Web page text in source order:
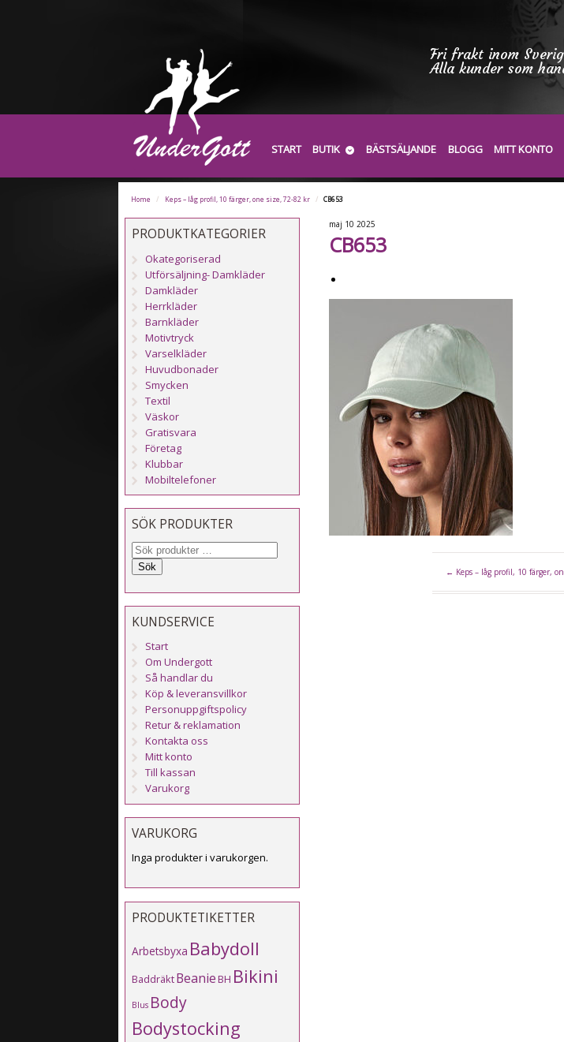
Fri frakt inom
Alla kunder som
START BUTIK BÄSTSÄLJANDE BLOGG MITT KONTO
Home / Keps – låg profil, 10 färger, one size, 72-82 kr / CB653
maj 10 2025
CB653
← Keps – låg profil, 10 färger,
PRODUKTKATEGORIER
Okategoriserad
Utförsäljning- Damkläder
Damkläder
Herrkläder
Barnkläder
Motivtryck
Varselkläder
Huvudbonader
Smycken
Textil
Väskor
Gratisvara
Företag
Klubbar
Mobiltelefoner
SÖK PRODUKTER
Sök
KUNDSERVICE
Start
Om Undergott
Så handlar du
Köp & leveransvillkor
Personuppgiftspolicy
Retur & reklamation
Kontakta oss
Mitt konto
Till kassan
Varukorg
VARUKORG
Inga produkter i varukorgen.
PRODUKTETIKETTER
Arbetsbyxa Babydoll
BaddräktBeanieBH Bikini
Blus Body
Bodystocking